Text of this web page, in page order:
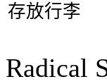
存放行李
Radical